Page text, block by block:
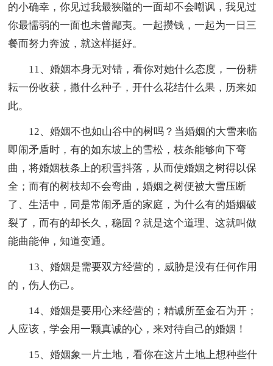
的小确幸，你见过我最狭隘的一面却不会嘲讽，我见过
你最懦弱的一面也未曾鄙夷。一起攒钱，一起为一日三
餐而努力奔波，就这样挺好。
11、婚姻本身无对错，看你对她什么态度，一份耕
耘一份收获，撒什么种子，开什么花结什么果，历来如
此。
12、婚姻不也如山谷中的树吗？当婚姻的大雪来临
即闹矛盾时，有的如东坡上的雪松，枝条能够向下弯
曲，将婚姻枝条上的积雪抖落，从而使婚姻之树得以保
全；而有的树枝却不会弯曲，婚姻之树便被大雪压断
了、生活中，同是常闹矛盾的家庭，为什么有的婚姻破
裂了，而有的却长久，稳固？就是这个道理、这就叫做
能曲能伸，知道变通。
13、婚姻是需要双方经营的，威胁是没有任何作用
的，伤人伤己。
14、婚姻是要用心来经营的；精诚所至金石为开；
人应该，学会用一颗真诚的心，来对待自己的婚姻！
15、婚姻象一片土地，看你在这片土地上想种些什